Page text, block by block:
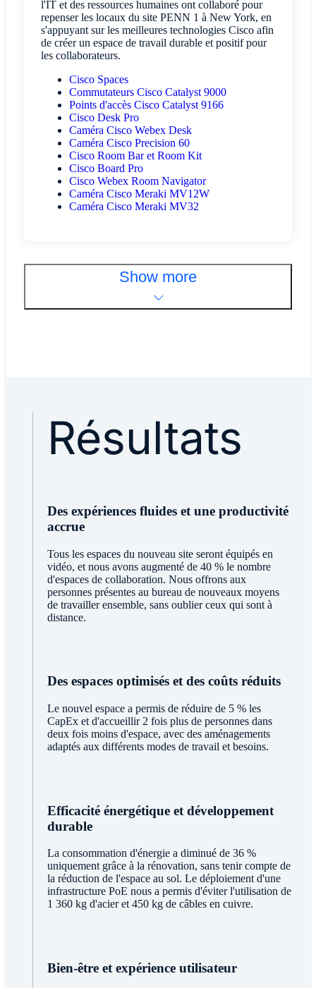
l'IT et des ressources humaines ont collaboré pour
repenser les locaux du site PENN 1 à New York, en
s'appuyant sur les meilleures technologies Cisco afin
de créer un espace de travail durable et positif pour
les collaborateurs.
Cisco Spaces
Commutateurs Cisco Catalyst 9000
Points d'accès Cisco Catalyst 9166
Cisco Desk Pro
Caméra Cisco Webex Desk
Caméra Cisco Precision 60
Cisco Room Bar et Room Kit
Cisco Board Pro
Cisco Webex Room Navigator
Caméra Cisco Meraki MV12W
Caméra Cisco Meraki MV32
Show more
Résultats
Des expériences fluides et une productivité
accrue
Tous les espaces du nouveau site seront équipés en
vidéo, et nous avons augmenté de 40 % le nombre
d'espaces de collaboration. Nous offrons aux
personnes présentes au bureau de nouveaux moyens
de travailler ensemble, sans oublier ceux qui sont à
distance.
Des espaces optimisés et des coûts réduits
Le nouvel espace a permis de réduire de 5 % les
CapEx et d'accueillir 2 fois plus de personnes dans
deux fois moins d'espace, avec des aménagements
adaptés aux différents modes de travail et besoins.
Efficacité énergétique et développement
durable
La consommation d'énergie a diminué de 36 %
uniquement grâce à la rénovation, sans tenir compte de
la réduction de l'espace au sol. Le déploiement d'une
infrastructure PoE nous a permis d'éviter l'utilisation de
1 360 kg d'acier et 450 kg de câbles en cuivre.
Bien-être et expérience utilisateur